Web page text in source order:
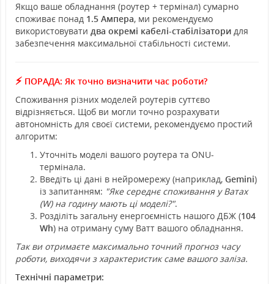
Якщо ваше обладнання (роутер + термінал) сумарно
споживає понад 1.5 Ампера, ми рекомендуємо
використовувати два окремі кабелі-стабілізатори для
забезпечення максимальної стабільності системи.
⚡ ПОРАДА: Як точно визначити час роботи?
Споживання різних моделей роутерів суттєво
відрізняється. Щоб ви могли точно розрахувати
автономність для своєї системи, рекомендуємо простий
алгоритм:
Уточніть моделі вашого роутера та ONU-
термінала.
Введіть ці дані в нейромережу (наприклад, Gemini)
із запитанням: "Яке середнє споживання у Ватах
(W) на годину мають ці моделі?".
Розділіть загальну енергоємність нашого ДБЖ (104
Wh) на отриману суму Ватт вашого обладнання.
Так ви отримаєте максимально точний прогноз часу
роботи, виходячи з характеристик саме вашого заліза.
Технічні параметри: